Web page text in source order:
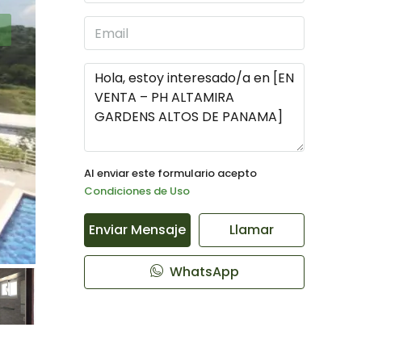
Al enviar este formulario acepto
Condiciones de Uso
Enviar Mensaje Llamar
WhatsApp